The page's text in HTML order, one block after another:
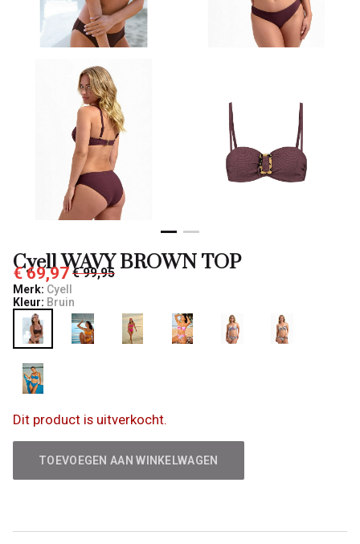
Qulotte
Cyell WAVY BROWN TOP
€ 69,97 € 99,95
Merk: Cyell
Kleur: Bruin
Dit product is uitverkocht.
TOEVOEGEN AAN WINKELWAGEN